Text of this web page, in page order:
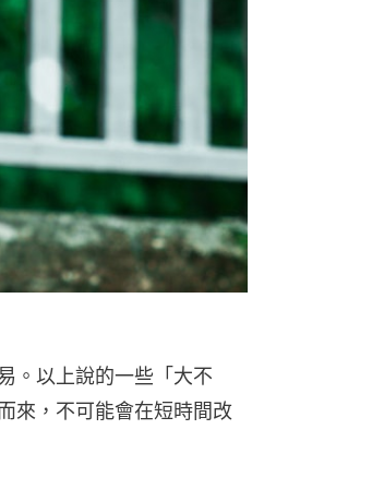
。以上說的一些「大不
來，不可能會在短時間改